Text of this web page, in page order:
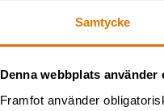
Samtycke
Denna webbplats använder
Framfot använder